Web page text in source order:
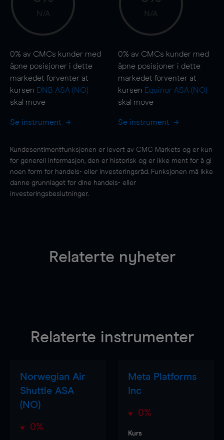
N/A
0% av CMCs kunder med
åpne posisjoner i dette
markedet forventer at
kursen DNB ASA (NO)
skal move
Se instrument
N/A
0% av CMCs kunder med
åpne posisjoner i dette
markedet forventer at
kursen Equinor ASA (NO)
skal move
Se instrument
Kundesentimentfunksjonen er levert av CMC Markets og er kun
for generell informasjon, den er historisk og er ikke ment for å gi
noen form for handels- eller investeringsråd. Funksjonen må ikke
danne grunnlaget for dine handels- eller
investeringsbeslutninger.
Relaterte nyheter
Relaterte instrumenter
Norwegian Air
Shuttle ASA
(NO)
0%
Meta Platforms
Inc
0%
Kurs